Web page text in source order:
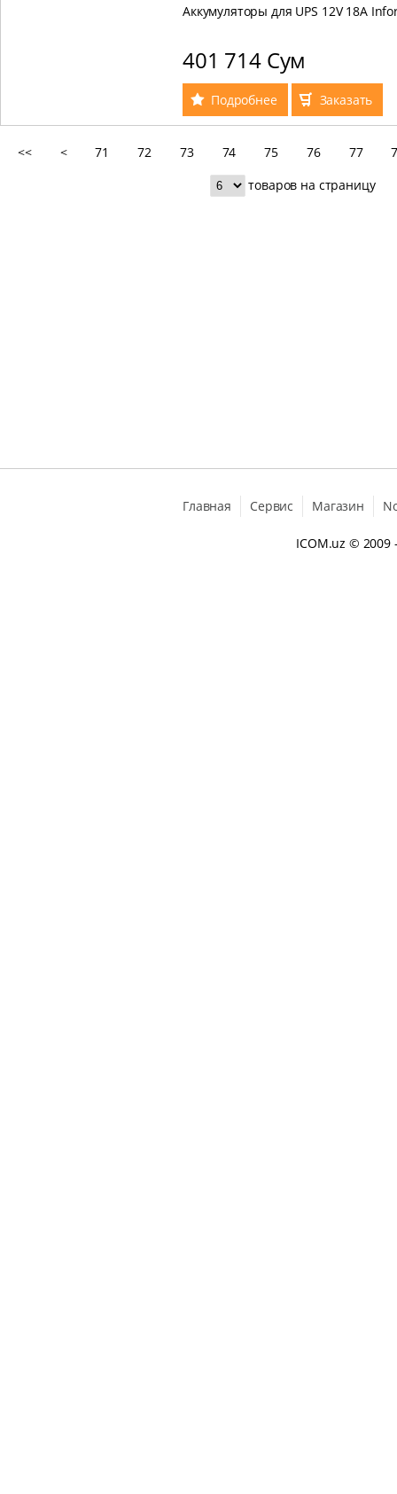
Аккумуляторы для UPS 12V 18A
401 714 Сум
Подробнее Заказать
<< < 71 72 73 74 75 76 77
товаров на страницу
Главная Сервис Магазин
ICOM.uz © 2009